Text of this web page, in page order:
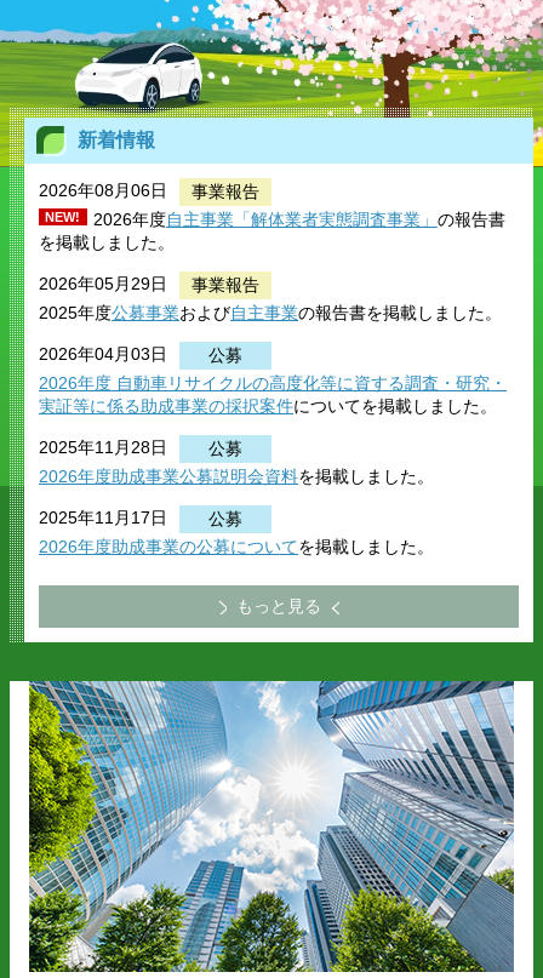
新着情報
2026年08月06日 事業報告
NEW! 2026年度自主事業「解体業者実態調査事業」 の報告書
を掲載しました。
2026年05月29日
事業報告
2025年度公募事業および自主事業の報告書を掲載しました。
2026年04月03日
公募
2026年度 自動車リサイクルの高度化等に資する調査・研究 ・
実証等に係る助成事業の採択案件についてを掲載しました。
2025年11月28日
公募
2026年度助成事業公募説明会資料を掲載しました。
2025年11月17日
公募
2026年度助成事業の公募についてを掲載しました。
もっと見る